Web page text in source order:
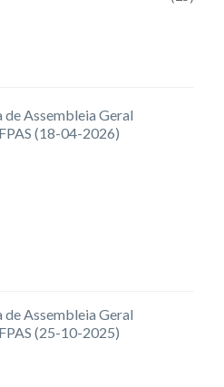
Assembleia Geral
(18-04-2026)
Assembleia Geral
(25-10-2025)